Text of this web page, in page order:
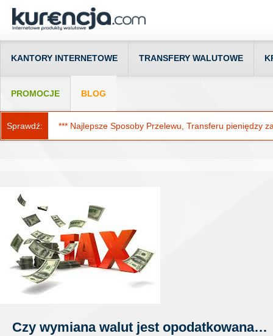
KANTORY INTERNETOWE TRANSFERY WALUTOWE
PROMOCJE BLOG
Sprawdź: *** Najlepsze Sposoby Przelewu, Transferu pieniędzy
Czy wymiana walut jest opodatkowana…